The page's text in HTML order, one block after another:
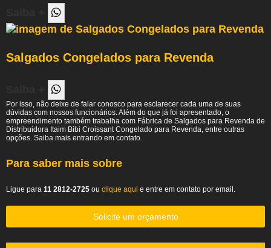
Salgados Congelados para Revenda
Por isso, não deixe de falar conosco para esclarecer cada uma de suas
dúvidas com nossos funcionários. Além do que já foi apresentado, o
empreendimento também trabalha com Fábrica de Salgados para Revenda de
Distribuidora Itaim Bibi Croissant Congelado para Revenda, entre outras
opções. Saiba mais entrando em contato.
Para saber mais sobre
Ligue para 11 2812-2725 ou clique aqui e entre em contato por email.
Solicite um orçamento